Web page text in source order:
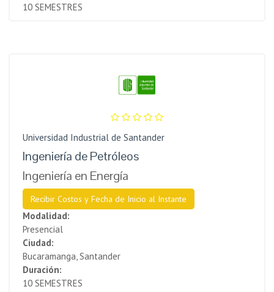
10 SEMESTRES
Universidad Industrial de Santander
Ingeniería de Petróleos
Ingeniería en Energía
Recibir Costos y Fecha de Inicio al Instante
Modalidad:
Presencial
Ciudad:
Bucaramanga, Santander
Duración:
10 SEMESTRES